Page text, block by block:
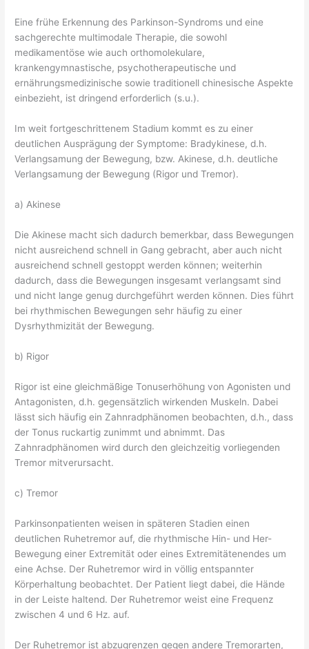
Eine frühe Erkennung des Parkinson-Syndroms und eine
sachgerechte multimodale Therapie, die sowohl
medikamentöse wie auch orthomolekulare,
krankengymnastische, psychotherapeutische und
ernährungsmedizinische sowie traditionell chinesische Aspekte
einbezieht, ist dringend erforderlich (s.u.).
Im weit fortgeschrittenem Stadium kommt es zu einer
deutlichen Ausprägung der Symptome: Bradykinese, d.h.
Verlangsamung der Bewegung, bzw. Akinese, d.h. deutliche
Verlangsamung der Bewegung (Rigor und Tremor).
a) Akinese
Die Akinese macht sich dadurch bemerkbar, dass Bewegungen
nicht ausreichend schnell in Gang gebracht, aber auch nicht
ausreichend schnell gestoppt werden können; weiterhin
dadurch, dass die Bewegungen insgesamt verlangsamt sind
und nicht lange genug durchgeführt werden können. Dies führt
bei rhythmischen Bewegungen sehr häufig zu einer
Dysrhythmizität der Bewegung.
b) Rigor
Rigor ist eine gleichmäßige Tonuserhöhung von Agonisten und
Antagonisten, d.h. gegensätzlich wirkenden Muskeln. Dabei
lässt sich häufig ein Zahnradphänomen beobachten, d.h., dass
der Tonus ruckartig zunimmt und abnimmt. Das
Zahnradphänomen wird durch den gleichzeitig vorliegenden
Tremor mitverursacht.
c) Tremor
Parkinsonpatienten weisen in späteren Stadien einen
deutlichen Ruhetremor auf, die rhythmische Hin- und Her-
Bewegung einer Extremität oder eines Extremitätenendes um
eine Achse. Der Ruhetremor wird in völlig entspannter
Körperhaltung beobachtet. Der Patient liegt dabei, die Hände
in der Leiste haltend. Der Ruhetremor weist eine Frequenz
zwischen 4 und 6 Hz. auf.
Der Ruhetremor ist abzugrenzen gegen andere Tremorarten,